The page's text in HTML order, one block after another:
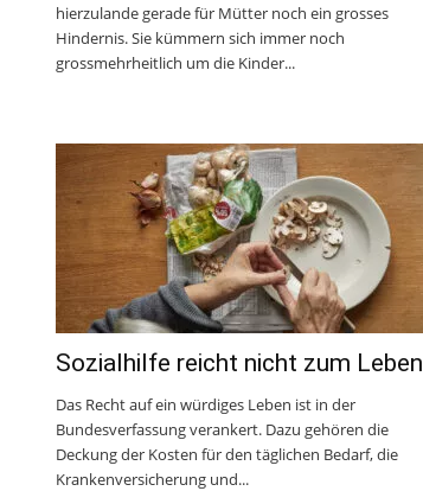
hierzulande gerade für Mütter noch ein grosses
Hindernis. Sie kümmern sich immer noch
grossmehrheitlich um die Kinder...
Sozialhilfe reicht nicht zum Leben
Das Recht auf ein würdiges Leben ist in der
Bundesverfassung verankert. Dazu gehören die
Deckung der Kosten für den täglichen Bedarf, die
Krankenversicherung und...